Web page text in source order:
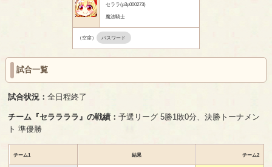
セララ(p3p000273)
魔法騎士
（空席） パスワード
試合一覧
試合状況：全日程終了
チーム『セララララ』の戦績：予選リーグ 5勝1敗0分、決勝トーナメン
ト 準優勝
チーム1 結果 チーム2